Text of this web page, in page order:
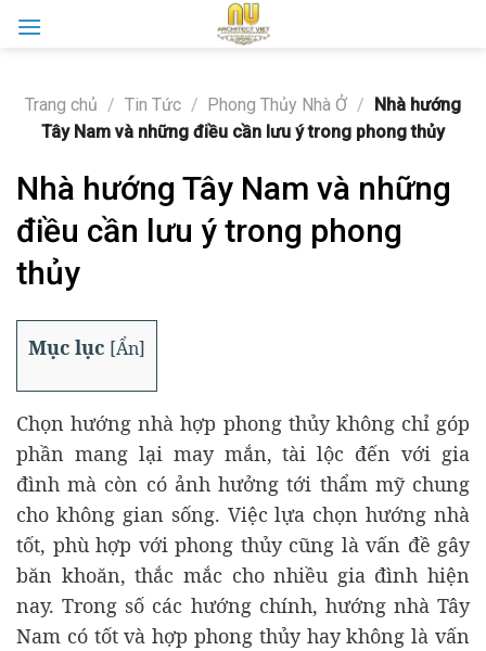
Trang chủ / Tin Tức / Phong Thủy Nhà Ở / Nhà hướng
Tây Nam và những điều cần lưu ý trong phong thủy
Nhà hướng Tây Nam và những
điều cần lưu ý trong phong
thủy
Mục lục [Ẩn]
Chọn hướng nhà hợp phong thủy không chỉ góp
phần mang lại may mắn, tài lộc đến với gia
đình mà còn có ảnh hưởng tới thẩm mỹ chung
cho không gian sống. Việc lựa chọn hướng nhà
tốt, phù hợp với phong thủy cũng là vấn đề gây
băn khoăn, thắc mắc cho nhiều gia đình hiện
nay. Trong số các hướng chính, hướng nhà Tây
Nam có tốt và hợp phong thủy hay không là vấn